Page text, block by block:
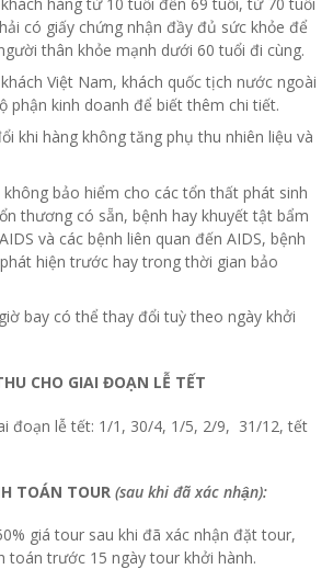
có giấy chứng nhận đầy đủ sức khỏe để
thân khỏe mạnh dưới 60 tuổi đi cùng.
Việt Nam, khách quốc tịch nước ngoài
phận kinh doanh để biết thêm chi tiết.
khi hàng không tăng phụ thu nhiên liệu và
bảo hiểm cho các tổn thất phát sinh
thương có sẵn, bệnh hay khuyết tật bẩm
và các bệnh liên quan đến AIDS, bệnh
hiện trước hay trong thời gian bảo
bay có thể thay đổi tuỳ theo ngày khởi
CHO GIAI ĐOẠN LỄ TẾT
đoạn lễ tết: 1/1, 30/4, 1/5, 2/9, 31/12, tết
TOÁN TOUR (sau khi đã xác nhận):
giá tour sau khi đã xác nhận đặt tour,
toán trước 15 ngày tour khởi hành.